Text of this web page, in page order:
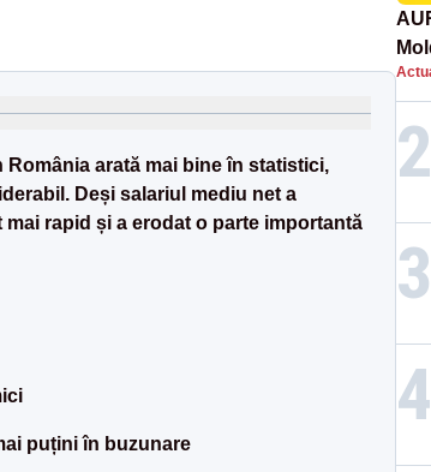
arată mai bine în statistici,
Deși salariul mediu net a
rapid și a erodat o parte importantă
puțini în buzunare
2
3
4